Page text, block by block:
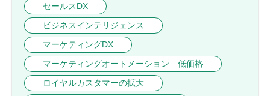
セールスDX
ビジネスインテリジェンス
マーケティングDX
マーケティングオートメーション 低価格
ロイヤルカスタマーの拡大